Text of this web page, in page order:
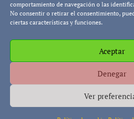
comportamiento de navegación o las
No consentir o retirar el consentimiento,
ciertas características y funciones.
Aceptar
Denegar
Ver